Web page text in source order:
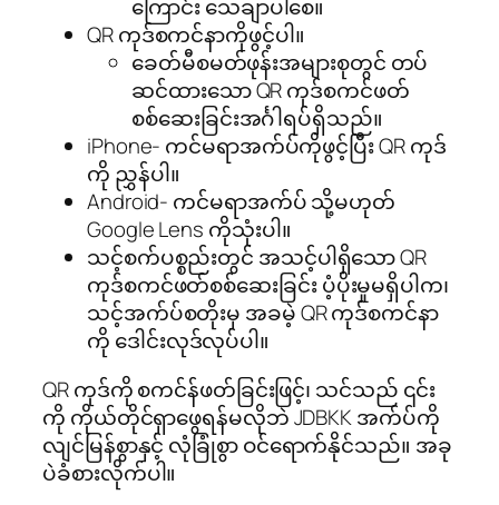
ကြောင်း သေချာပါစေ။
QR ကုဒ်စကင်နာကိုဖွင့်ပါ။
ခေတ်မီစမတ်ဖုန်းအများစုတွင် တပ်
ဆင်ထားသော QR ကုဒ်စကင်ဖတ်
စစ်ဆေးခြင်းအင်္ဂါရပ်ရှိသည်။
iPhone- ကင်မရာအက်ပ်ကိုဖွင့်ပြီး QR ကုဒ်
ကို ညွှန်ပါ။
Android- ကင်မရာအက်ပ် သို့မဟုတ်
Google Lens ကိုသုံးပါ။
သင့်စက်ပစ္စည်းတွင် အသင့်ပါရှိသော QR
ကုဒ်စကင်ဖတ်စစ်ဆေးခြင်း ပံ့ပိုးမှုမရှိပါက၊
သင့်အက်ပ်စတိုးမှ အခမဲ့ QR ကုဒ်စကင်နာ
ကို ဒေါင်းလုဒ်လုပ်ပါ။
QR ကုဒ်ကို စကင်န်ဖတ်ခြင်းဖြင့်၊ သင်သည် ၎င်း
ကို ကိုယ်တိုင်ရှာဖွေရန်မလိုဘဲ JDBKK အက်ပ်ကို
လျင်မြန်စွာနှင့် လုံခြုံစွာ ဝင်ရောက်နိုင်သည်။ အခု
ပဲခံစားလိုက်ပါ။